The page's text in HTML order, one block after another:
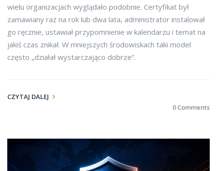
wielu organizacjach wyglądało podobnie. Certyfikat był
zamawiany raz na rok lub dwa lata, administrator instalował
go ręcznie, ustawiał przypomnienie w kalendarzu i temat na
jakiś czas znikał. W mniejszych środowiskach taki model
często „działał wystarczająco dobrze”.
CZYTAJ DALEJ
0 Comments